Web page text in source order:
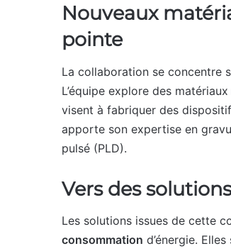
Nouveaux
pointe
La collaboration se concentre
L’équipe explore des
visent à fabriquer des
apporte son expertise en
pulsé (PLD).
Vers des
Les solutions issues de cette
consommation d’énergie.